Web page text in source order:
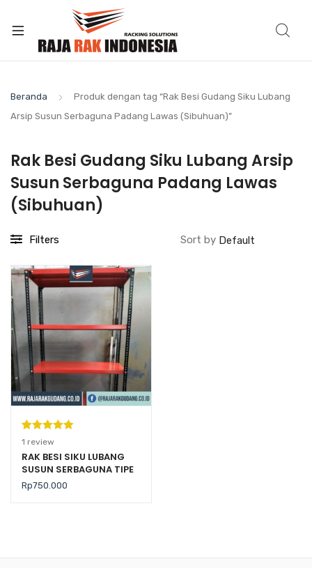
Beranda
Produk dengan tag “Rak Besi Gudang Siku Lubang
Arsip Susun Serbaguna Padang Lawas (Sibuhuan)”
Rak Besi Gudang Siku Lubang Arsip
Susun Serbaguna Padang Lawas
(Sibuhuan)
Filters Sort by
Peringkat
5.00dari 5
berdasarka
n
1
penilaian
1 review
RAK BESI SIKU LUBANG
SUSUN SERBAGUNA TIPE
RK-01 RAJARAK
Rp750.000